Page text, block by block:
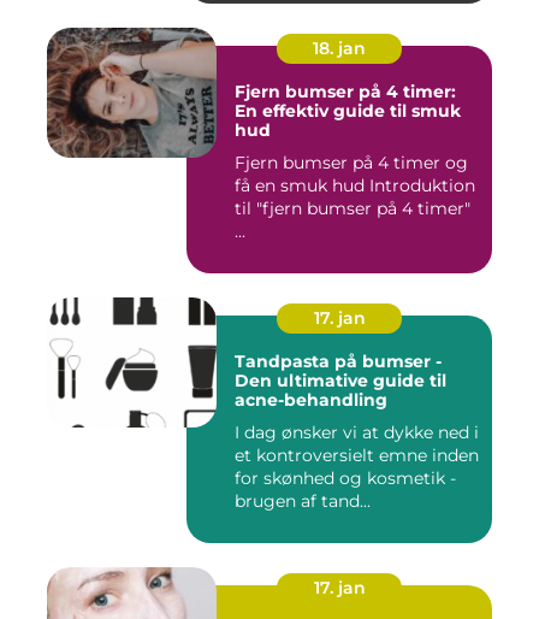
18. jan
Fjern bumser på 4 timer:
En effektiv guide til smuk
hud
Fjern bumser på 4 timer og
få en smuk hud Introduktion
til "fjern bumser på 4 timer"
...
17. jan
Tandpasta på bumser -
Den ultimative guide til
acne-behandling
I dag ønsker vi at dykke ned i
et kontroversielt emne inden
for skønhed og kosmetik -
brugen af tand...
17. jan